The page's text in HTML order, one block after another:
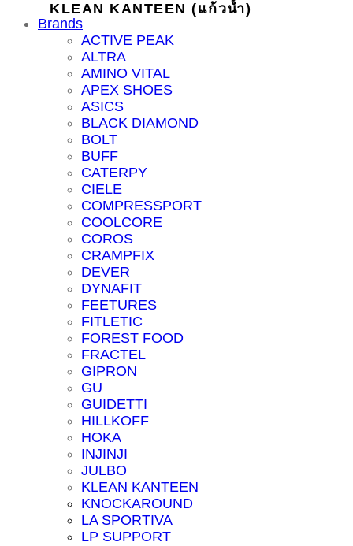
KLEAN KANTEEN (แก้วน้ำ)
Brands
ACTIVE PEAK
ALTRA
AMINO VITAL
APEX SHOES
ASICS
BLACK DIAMOND
BOLT
BUFF
CATERPY
CIELE
COMPRESSPORT
COOLCORE
COROS
CRAMPFIX
DEVER
DYNAFIT
FEETURES
FITLETIC
FOREST FOOD
FRACTEL
GIPRON
GU
GUIDETTI
HILLKOFF
HOKA
INJINJI
JULBO
KLEAN KANTEEN
KNOCKAROUND
LA SPORTIVA
LP SUPPORT